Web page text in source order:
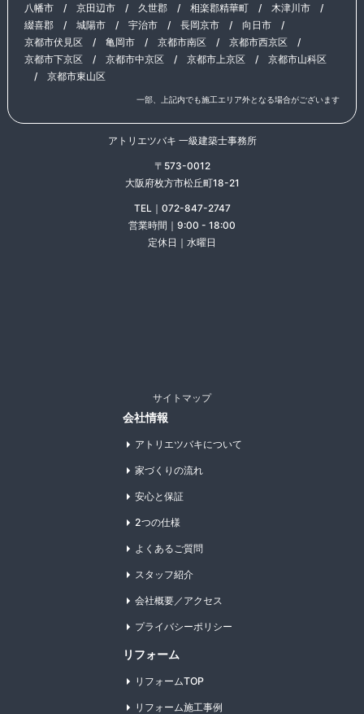
八幡市/ 京田辺市/ 久世郡/ 相楽郡精華町/ 木津川市/
綴喜郡/ 城陽市/ 宇治市/ 長岡京市/ 向日市/
京都市伏見区/ 亀岡市/ 京都市南区/ 京都市西京区/
京都市下京区/ 京都市中京区/ 京都市上京区/ 京都市山科区
/ 京都市東山区
一部、上記内でも施工エリア外となる場合がございます
アトリエツバキ 一級建築士事務所
〒573-0012
大阪府枚方市松丘町18-21
TEL｜072-847-2747
営業時間｜9:00 - 18:00
定休日｜水曜日
サイトマップ
会社情報
アトリエツバキについて
家づくりの流れ
安心と保証
2つの仕様
よくあるご質問
スタッフ紹介
会社概要／アクセス
プライバシーポリシー
リフォーム
リフォームTOP
リフォーム施工事例